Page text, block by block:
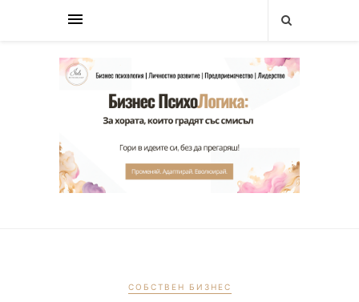
СОБСТВЕН БИЗНЕС